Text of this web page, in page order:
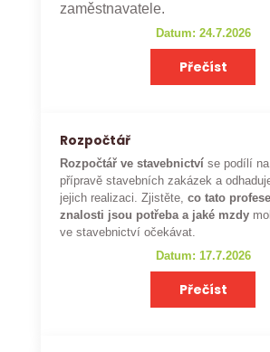
zaměstnavatele.
Datum: 24.7.2026
Přečíst
Rozpočtář
Rozpočtář ve stavebnictví se podílí
přípravě stavebních zakázek a
jejich realizaci. Zjistěte,co tato
znalosti jsou potřeba a jaké mzdy
ve stavebnictví očekávat.
Datum: 17.7.2026
Přečíst